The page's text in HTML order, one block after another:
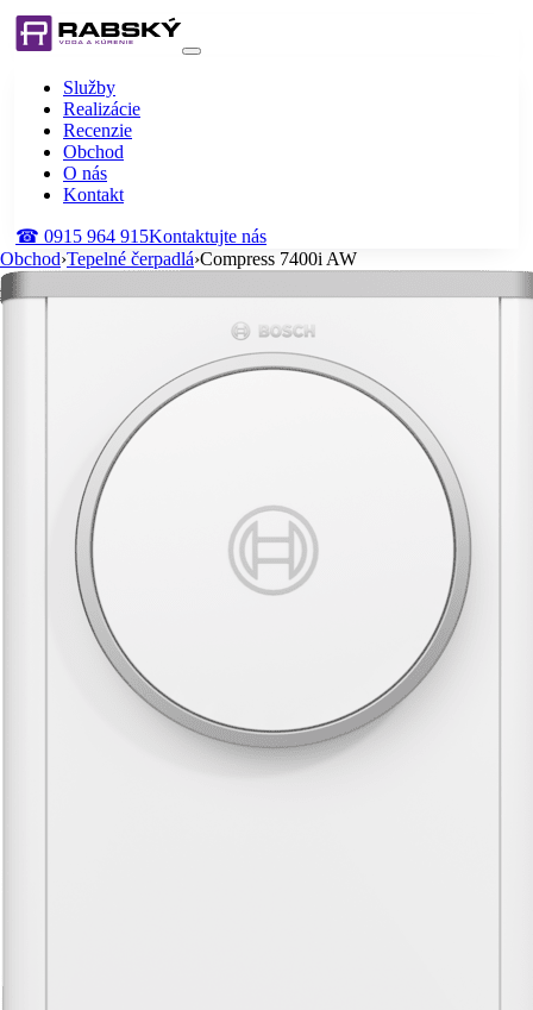
Služby
Realizácie
Recenzie
Obchod
O nás
Kontakt
☎ 0915 964 915Kontaktujte nás
Obchod›Tepelné čerpadlá›Compress 7400i AW